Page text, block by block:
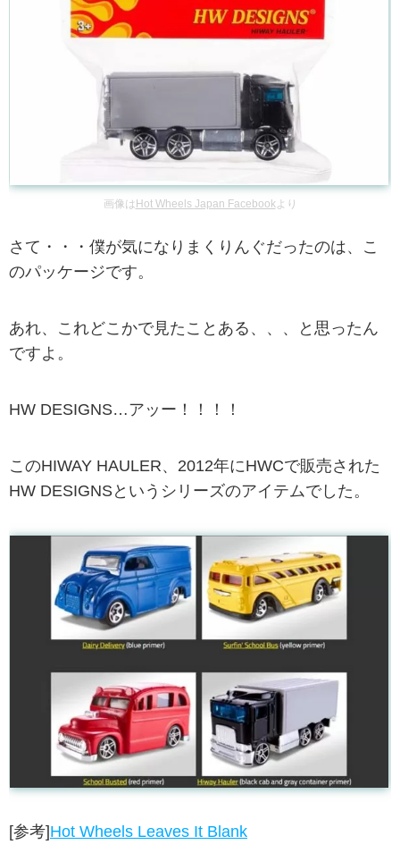
画像は Hot Wheels Japan Facebookより
さて・・・僕が気になりまくりんぐだったのは、こ
のパッケージです。
あれ、これどこかで見たことある、、、と思ったん
ですよ。
HW DESIGNS…アッー！！！！
このHIWAY HAULER、2012年にHWCで販売された
HW DESIGNSというシリーズのアイテムでした。
[参考]Hot Wheels Leaves It Blank